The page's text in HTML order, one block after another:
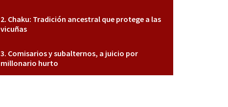
Chaku: Tradición ancestral que protege a las
vicuñas
Comisarios y subalternos, a juicio por
millonario hurto